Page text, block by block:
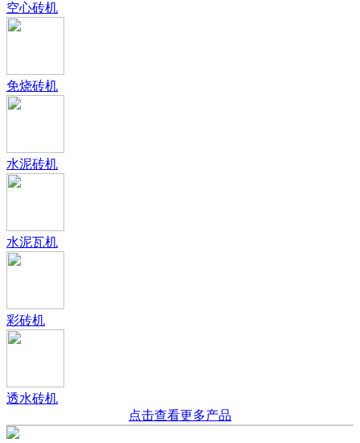
空心砖机
免烧砖机
水泥砖机
水泥瓦机
彩砖机
透水砖机
点击查看更多产品